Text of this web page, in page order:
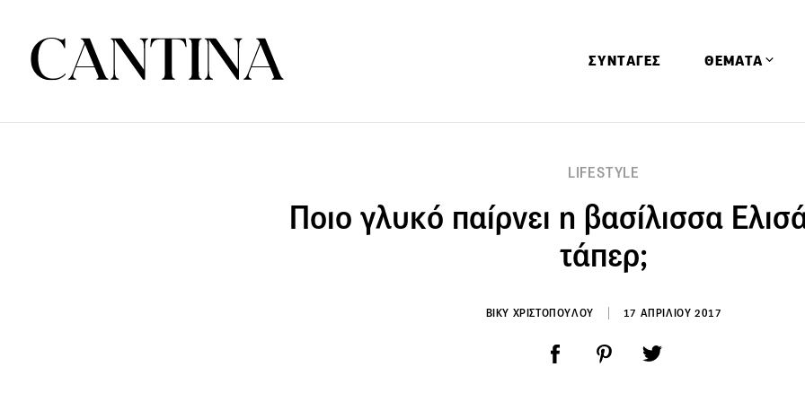
ΣΥΝΤΑΓΕΣ ΘΕΜΑΤΑ
Ειδήσεις
LIFESTYLE
Ποιο γλυκό παίρνει η βασίλισσα
τάπερ;
ΒΙΚΥ ΧΡΙΣΤΟΠΟΥΛΟΥ 17 ΑΠΡΙΛΙΟΥ 2017